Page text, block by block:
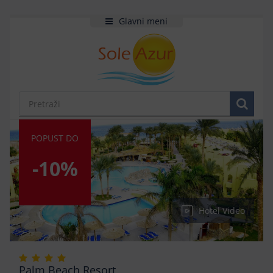
Glavni meni
POPUST DO
-10%
Hotel Video
Palm Beach Resort